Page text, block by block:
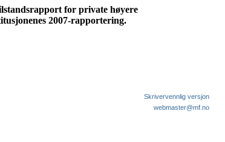
for private høyere
2007-rapportering.
Skrivervennlig versjon
webmaster@mf.no